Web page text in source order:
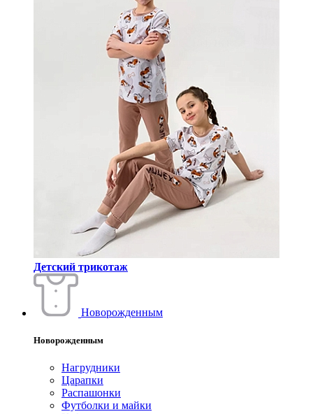
Детский трикотаж
Новорожденным
Новорожденным
Нагрудники
Царапки
Распашонки
Футболки и майки